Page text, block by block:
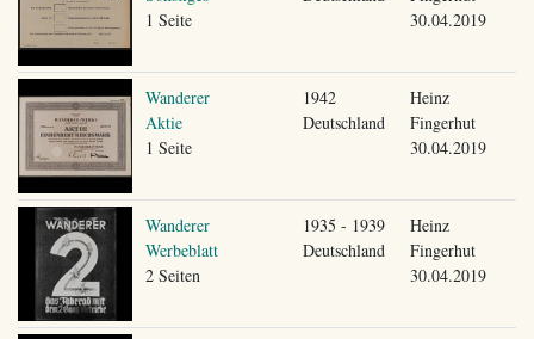
1 Seite
30.04.2019
Wanderer
Aktie
1 Seite
1942
Deutschland
Heinz
Fingerhut
30.04.2019
Wanderer
Werbeblatt
2 Seiten
1935 - 1939
Deutschland
Heinz
Fingerhut
30.04.2019